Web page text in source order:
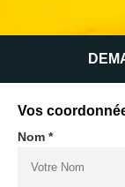
Vos
Nom *